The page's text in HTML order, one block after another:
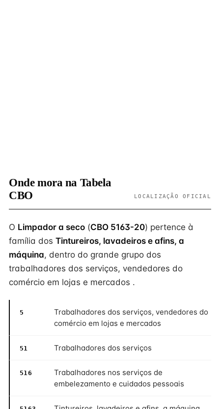
Onde mora na Tabela
CBO
LOCALIZAÇÃO OFICIAL
O Limpador a seco (CBO 5163-20) pertence à
família dos Tintureiros, lavadeiros e afins, a
máquina, dentro do grande grupo dos
trabalhadores dos serviços, vendedores do
comércio em lojas e mercados .
5
Trabalhadores dos serviços, vendedores do
comércio em lojas e mercados
51 Trabalhadores dos serviços
516
Trabalhadores nos serviços de
embelezamento e cuidados pessoais